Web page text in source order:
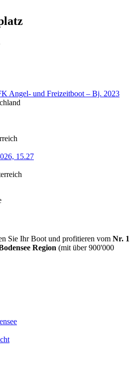
Angel- und Freizeitboot – Bj. 2023
Sie Ihr Boot und profitieren vom Nr. 1
Region (mit über 900'000